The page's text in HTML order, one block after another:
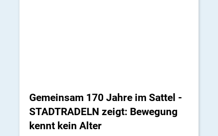
Gemeinsam 170 Jahre im Sattel -
STADTRADELN zeigt: Bewegung
kennt kein Alter